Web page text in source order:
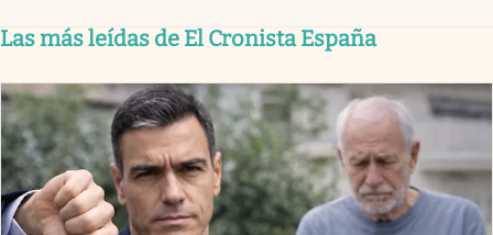
Las más leídas de El Cronista España